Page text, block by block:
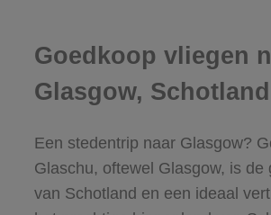
Goedkoop vliegen
Glasgow,
Een stedentrip naar Glasgow?
Glaschu, oftewel Glasgow, is de
van Schotland en een ideaal